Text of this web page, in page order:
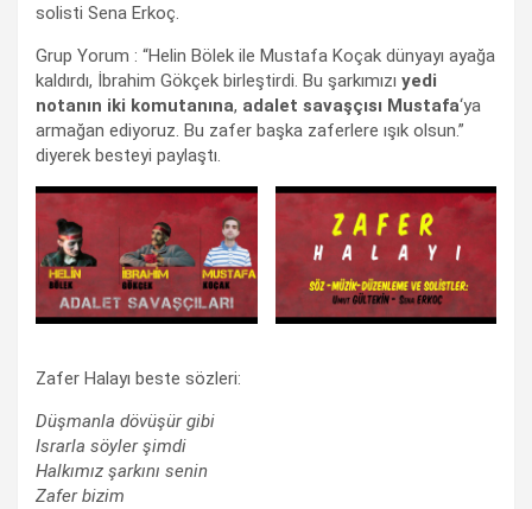
solisti Sena Erkoç.
Grup Yorum : “Helin Bölek ile Mustafa Koçak dünyayı ayağa
kaldırdı, İbrahim Gökçek birleştirdi. Bu şarkımızı yedi
notanın iki komutanına, adalet savaşçısı Mustafa‘ya
armağan ediyoruz. Bu zafer başka zaferlere ışık olsun.”
diyerek besteyi paylaştı.
Zafer Halayı beste sözleri:
Düşmanla dövüşür gibi
Israrla söyler şimdi
Halkımız şarkını senin
Zafer bizim